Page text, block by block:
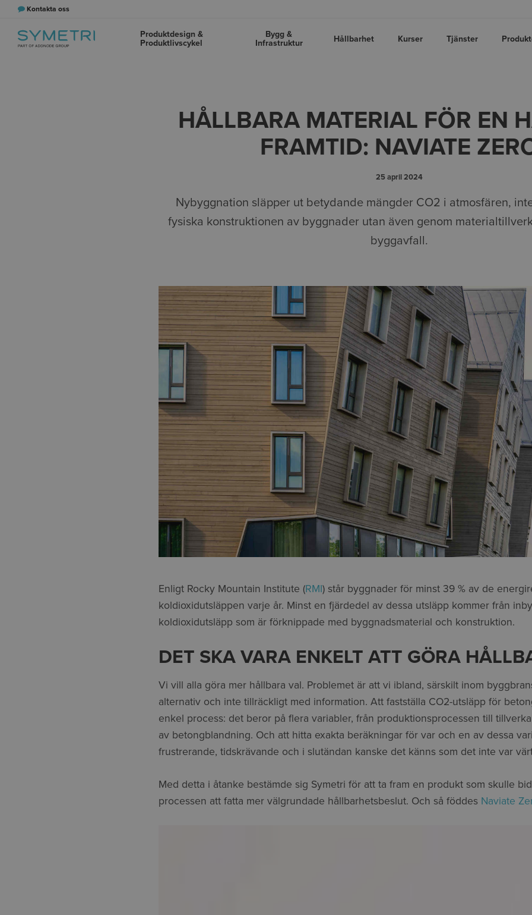
Kontakta oss
Produktdesign &
Produktlivscykel
Bygg &
Infrastruktur
Hållbarhet Kurser Tjänster
HÅLLBARA MATERIAL FÖR EN
FRAMTID: NAVIATE
25 april 2024
Nybyggnation släpper ut betydande mängder CO2 i atmosfären,
fysiska konstruktionen av byggnader utan även genom
byggavfall.
Enligt Rocky Mountain Institute (RMI) står byggnader för minst 39 % av de
koldioxidutsläppen varje år. Minst en fjärdedel av dessa utsläpp kommer från
koldioxidutsläpp som är förknippade med byggnadsmaterial och konstruktion.
DET SKA VARA ENKELT ATT GÖRA
Vi vill alla göra mer hållbara val. Problemet är att vi ibland, särskilt inom
alternativ och inte tillräckligt med information. Att fastställa CO2-utsläpp för
enkel process: det beror på flera variabler, från produktionsprocessen till
av betongblandning. Och att hitta exakta beräkningar för var och en av dessa
frustrerande, tidskrävande och i slutändan kanske det känns som det inte var
Med detta i åtanke bestämde sig Symetri för att ta fram en produkt som skulle
processen att fatta mer välgrundade hållbarhetsbeslut. Och så föddes Naviate